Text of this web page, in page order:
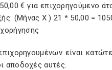
€ για επιχορηγούμενο
(Μήνας Χ ) 21 * 50,00 =
είναι
αποδοχές αυτές.